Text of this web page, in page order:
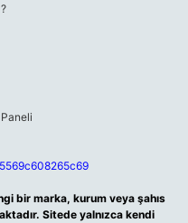
bir marka, kurum veya şahıs
Sitede yalnızca kendi